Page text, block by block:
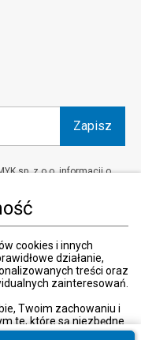
cookies i innych
działanie,
treści oraz
zainteresowań.
Twoim zachowaniu i
te, które są niezbędne
internetowej smyk.com.
Zapisz
sp. z o.o. informacji o
wyrażone zgody.